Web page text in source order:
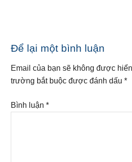
Reader
Interactions
Để lại một bình luận
Email của bạn sẽ không được
trường bắt buộc được đánh dấu*
Bình luận*